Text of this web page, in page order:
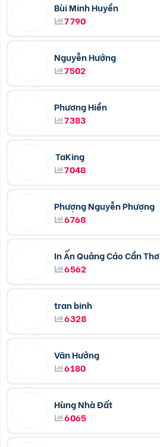
Bùi Minh Huyền
7790
Nguyễn Hưởng
7502
Phương Hiền
7383
TaKing
7048
Phượng Nguyễn Phượng
6768
In Ấn Quảng Cáo Cần Thơ
6562
tran binh
6328
Văn Hưởng
6180
Hùng Nhà Đất
6065